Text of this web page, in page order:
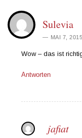
Sulevia
MAI 7,
Wow – das ist
Antworten
jafiat